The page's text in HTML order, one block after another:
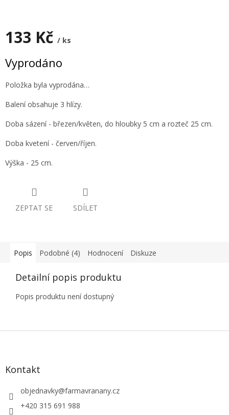
133 Kč / ks
cena:
Vyprodáno
Položka byla vyprodána…
Balení obsahuje 3 hlízy.
Doba sázení - březen/květen, do hloubky 5 cm a rozteč 25 cm.
Doba kvetení - červen/říjen.
Výška - 25 cm.
ZEPTAT SE SDÍLET
Popis Podobné (4) Hodnocení Diskuze
Detailní popis produktu
Popis produktu není dostupný
Z
Kontakt
objednavky@farmavranany.cz
+420 315 691 988